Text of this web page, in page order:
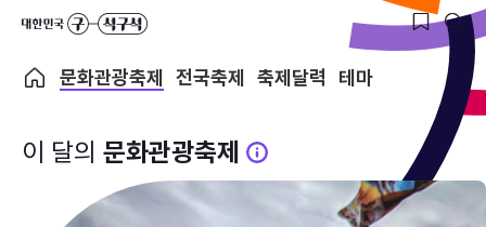
문화관광축제 전국축제 축제달력 테마
이 달의 문화관광축제